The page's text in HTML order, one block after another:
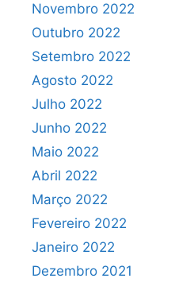
Novembro 2022
Outubro 2022
Setembro 2022
Agosto 2022
Julho 2022
Junho 2022
Maio 2022
Abril 2022
Março 2022
Fevereiro 2022
Janeiro 2022
Dezembro 2021